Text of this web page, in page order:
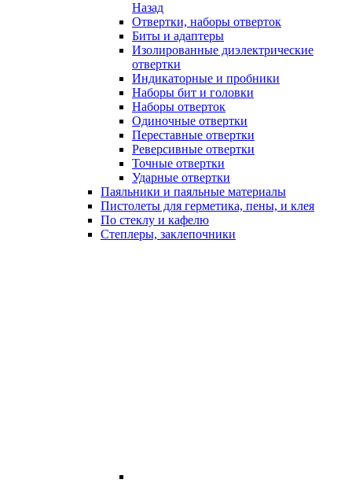
Назад
Отвертки, наборы отверток
Биты и адаптеры
Изолированные диэлектрические
отвертки
Индикаторные и пробники
Наборы бит и головки
Наборы отверток
Одиночные отвертки
Переставные отвертки
Реверсивные отвертки
Точные отвертки
Ударные отвертки
Паяльники и паяльные материалы
Пистолеты для герметика, пены, и клея
По стеклу и кафелю
Степлеры, заклепочники